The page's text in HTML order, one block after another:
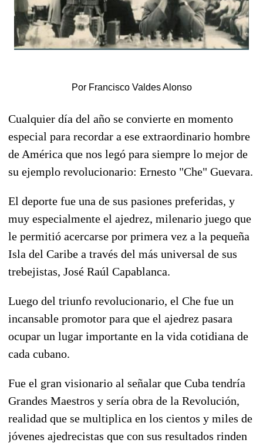
Por Francisco Valdes Alonso
Cualquier día del año se convierte en momento
especial para recordar a ese extraordinario hombre
de América que nos legó para siempre lo mejor de
su ejemplo revolucionario: Ernesto "Che" Guevara.
El deporte fue una de sus pasiones preferidas, y
muy especialmente el ajedrez, milenario juego que
le permitió acercarse por primera vez a la pequeña
Isla del Caribe a través del más universal de sus
trebejistas, José Raúl Capablanca.
Luego del triunfo revolucionario, el Che fue un
incansable promotor para que el ajedrez pasara
ocupar un lugar importante en la vida cotidiana de
cada cubano.
Fue el gran visionario al señalar que Cuba tendría
Grandes Maestros y sería obra de la Revolución,
realidad que se multiplica en los cientos y miles de
jóvenes ajedrecistas que con sus resultados rinden